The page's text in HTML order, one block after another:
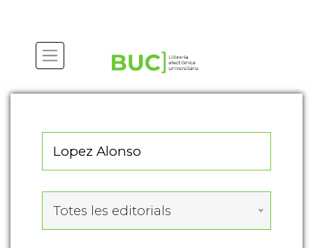
Totes les editorials